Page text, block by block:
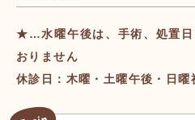
★…水曜午後は、手術、処置日
おりません
休診日：木曜・土曜午後・日曜